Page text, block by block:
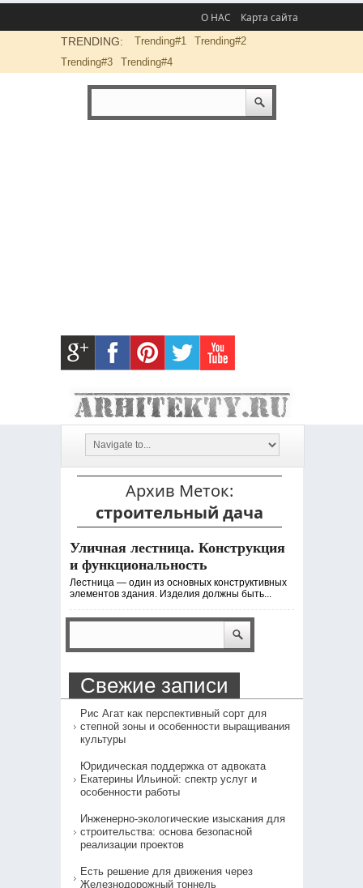
О НАС Карта сайта
TRENDING: Trending#1
Trending#2
Trending#3
Trending#4
Архив Меток:
строительный дача
Уличная лестница. Конструкция
и функциональность
Лестница — один из основных конструктивных
элементов здания. Изделия должны быть...
Свежие записи
Рис Агат как перспективный сорт для
степной зоны и особенности выращивания
культуры
Юридическая поддержка от адвоката
Екатерины Ильиной: спектр услуг и
особенности работы
Инженерно-экологические изыскания для
строительства: основа безопасной
реализации проектов
Есть решение для движения через
Железнодорожный тоннель